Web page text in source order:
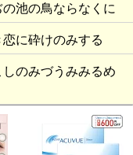
池の鳥ならなくに
に砕けのみする
のみづうみみるめ